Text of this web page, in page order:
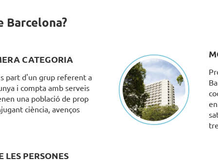
CATEGORIA
part d'un grup referent a
i compta amb serveis
una població de prop
ciència, avenços
PERSONES